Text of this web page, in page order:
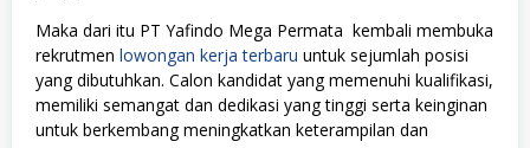
Maka dari itu PT Yafindo Mega Permata kembali membuka
rekrutmen lowongan kerja terbaru untuk sejumlah posisi
yang dibutuhkan. Calon kandidat yang memenuhi kualifikasi,
memiliki semangat dan dedikasi yang tinggi serta keinginan
untuk berkembang meningkatkan keterampilan dan